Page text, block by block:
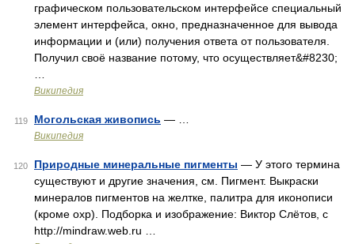
графическом пользовательском интерфейсе специальный
элемент интерфейса, окно, предназначенное для вывода
информации и (или) получения ответа от пользователя.
Получил своё название потому, что осуществляет&#8230;
Википедия
119 Могольская живопись — …
Википедия
120 Природные минеральные пигменты — У этого термина
существуют и другие значения, см. Пигмент. Выкраски
минералов пигментов на желтке, палитра для иконописи
(кроме охр). Подборка и изображение: Виктор Слётов, с
http://mindraw.web.ru …